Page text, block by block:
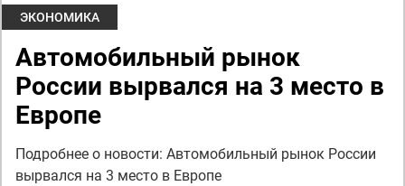
ЭКОНОМИКА
Автомобильный рынок
России вырвался на 3 место в
Европе
Подробнее о новости: Автомобильный рынок России
вырвался на 3 место в Европе